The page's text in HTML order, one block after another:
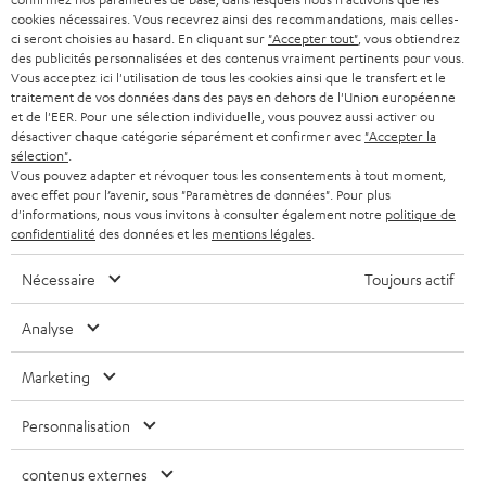
w
s
l
e
t
t
e
r
SMART HOME
BLUETOOTH
CASQUES AUDIO
CASQUES BLUETOOTH AUDIO
SYSTEMES COMPLETS
ENCEINTES
ÉCOUTEURS INTRA-AURICULAIRES
FANSHOP
NOUVEAUTÉS
B2B
BLOG
NEWSLETTER
MAGASINS
AVANTAGES D’ACHAT
L’HISTOIRE DE TEUFEL
MANAGEMENT
DEVELOPPEMENT DURABLE
VALEURS
ACCESSIBILITÉ
SUISSE
PAYS-BAS
BELGIQUE
FRANCE
ESPAGNE
USA
Sous réserve de modifications techniques, de fautes de frappe et d’autres
erreurs. Les accessoires figurant sur l’image ne font pas partie du contenu de
livraison. D’éventuels frais d’élimination des batteries sont inclus dans le prix.
©2026 Lautsprecher Teufel GmbH - Tous droits réservés.
cookies nécessaires. Vous recevrez ainsi des recommandations, mais celles-
ci seront choisies au hasard. En cliquant sur "Accepter tout" , vous obtiendrez
des publicités personnalisées et des contenus vraiment pertinents pour vous.
Vous acceptez ici l'utilisation de tous les cookies ainsi que le transfert et le
traitement de vos données dans des pays en dehors de l'Union européenne
et de l'EER. Pour une sélection individuelle, vous pouvez aussi activer ou
désactiver chaque catégorie séparément et confirmer avec "Accepter la
sélection"
Vous pouvez adapter et révoquer tous les consentements à tout moment,
avec effet pour l’avenir, sous "Paramètres de données". Pour plus
d'informations, nous vous invitons à consulter également notre politique de
confidentialité des données et les mentions légales
Nécessaire Toujours actif
Analyse
Marketing
Personnalisation
contenus externes